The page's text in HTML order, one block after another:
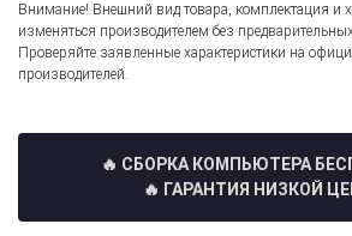
Внимание! Внешний вид товара, комплектация и
изменяться производителем без
Проверяйте заявленные характеристики на
производителей.
🔥 СБОРКА КОМПЬЮТЕРА
🔥 ГАРАНТИЯ НИЗКОЙ